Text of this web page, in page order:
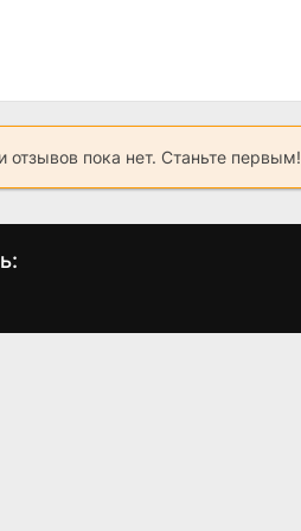
отзывов пока нет. Станьте первым!